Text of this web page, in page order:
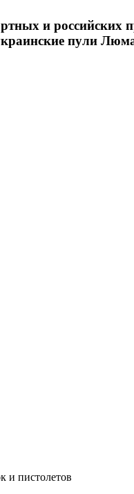
и российских
пули
и пистолетов